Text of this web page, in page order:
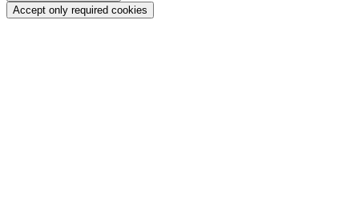
Accept only required cookies